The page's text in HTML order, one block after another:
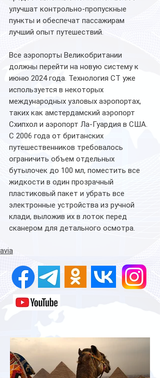
улучшат контрольно-пропускные
пункты и обеспечат пассажирам
лучший опыт путешествий.
Все аэропорты Великобритании
должны перейти на новую систему к
июню 2024 года. Технология CT уже
используется в некоторых
международных узловых аэропортах,
таких как амстердамский аэропорт
Схипхол и аэропорт Ла-Гуардия в США.
С 2006 года от британских
путешественников требовалось
ограничить объем отдельных
бутылочек до 100 мл, поместить все
жидкости в один прозрачный
пластиковый пакет и убрать все
электронные устройства из ручной
клади, выложив их в лоток перед
сканером для детального осмотра.
avia